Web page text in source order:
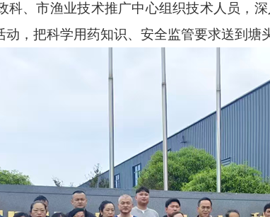
科、市渔业技术推广中心组织技术人员，
，把科学用药知识、安全监管要求送到塘